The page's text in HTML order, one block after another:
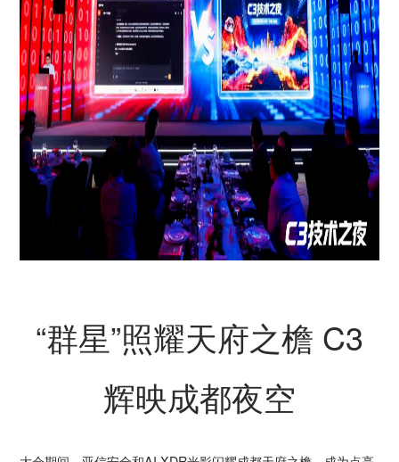
“群星”照耀天府之檐 C3
辉映成都夜空